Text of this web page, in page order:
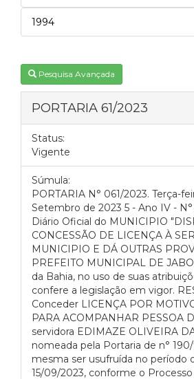
1994
Pesquisa Avançada
PORTARIA 61/2023
Status:
Vigente
Súmula:
PORTARIA N° 061/2023. Terça-
Setembro de 2023 5 - Ano IV - N°
Diário Oficial do MUNICIPIO
CONCESSÃO DE LICENÇA À
MUNICIPIO E DÁ OUTRAS
PREFEITO MUNICIPAL DE
da Bahia, no uso de suas
confere a legislação em vigor.
Conceder LICENÇA POR
PARA ACOMPANHAR PESSOA
servidora EDIMAZE OLIVEIRA
nomeada pela Portaria de n°
mesma ser usufruída no período
15/09/2023, conforme o